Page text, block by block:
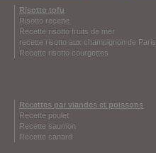
Risotto tofu
Risotto recette
Recette risotto fruits de mer
recette risotto aux champignon de Paris
Recette risotto courgettes
Recettes par viandes et poissons
Recette poulet
Recette saumon
Recette canard